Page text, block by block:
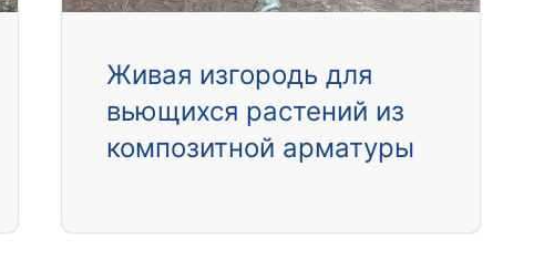
Живая изгородь для
вьющихся растений из
композитной арматуры